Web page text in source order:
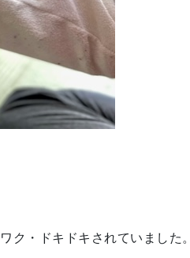
ク・ドキドキされていました。